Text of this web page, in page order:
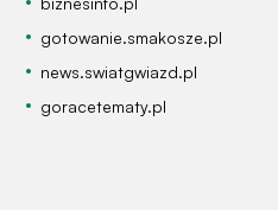
gotowanie.smakosze.pl
news.swiatgwiazd.pl
goracetematy.pl